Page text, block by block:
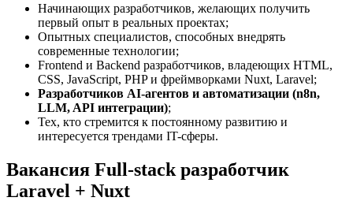
Начинающих разработчиков, желающих получить
первый опыт в реальных проектах;
Опытных специалистов, способных внедрять
современные технологии;
Frontend и Backend разработчиков, владеющих HTML,
CSS, JavaScript, PHP и фреймворками Nuxt, Laravel;
Разработчиков AI-агентов и автоматизации (n8n,
LLM, API интеграции);
Тех, кто стремится к постоянному развитию и
интересуется трендами IT-сферы.
Вакансия Full-stack разработчик
Laravel + Nuxt